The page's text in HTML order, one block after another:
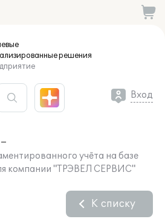
решения
Вход
учёта на базе
компании "ТРЭВЕЛ СЕРВИС"
К списку